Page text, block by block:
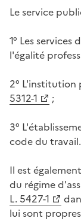
Le service
1° Les
l'égalité
2° L'institution
5312-1
;
3°
code du travail.
Il est
du régime
L. 5427-1
lui sont